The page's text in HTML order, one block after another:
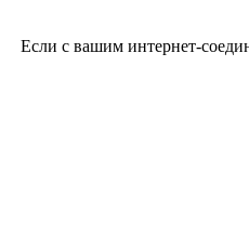
Если с вашим интернет-